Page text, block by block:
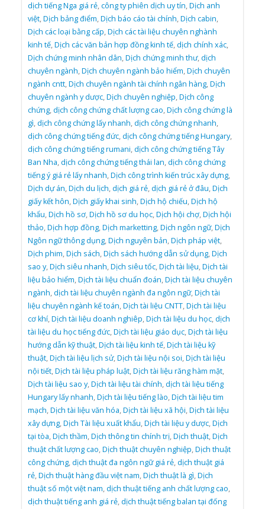
dịch tiếng Nga giá rẻ,công ty phiên dịch uy tín,Dịch anh
việt,Dịch bảng điểm,Dịch báo cáo tài chính,Dịch cabin,
Dịch các loại bằng cấp,Dịch các tài liệu chuyên nghành
kinh tế,Dịch các văn bản hợp đồng kinh tế,dịch chính xác,
Dịch chứng minh nhân dân,Dịch chứng minh thư,dịch
chuyên ngành,Dịch chuyên ngành bảo hiểm,Dịch chuyên
ngành cntt,Dịch chuyên ngành tài chính ngân hàng,Dịch
chuyên ngành y dược,Dịch chuyên nghiệp,Dịch công
chứng,dịch công chứng chất lượng cao,Dịch công chứng là
gì,dịch công chứng lấy nhanh,dịch công chứng nhanh,
dịch công chứng tiếng đức,dịch công chứng tiếng Hungary,
dịch công chứng tiếng rumani,dịch công chứng tiếng Tây
Ban Nha,dịch công chứng tiếng thái lan,dịch công chứng
tiếng ý giá rẻ lấy nhanh,Dịch công trình kiến trúc xây dựng,
Dịch dự án,Dịch du lịch,dịch giá rẻ,dịch giá rẻ ở đâu,Dịch
giấy kết hôn,Dịch giấy khai sinh,Dịch hộ chiếu,Dịch hộ
khẩu,Dịch hồ sơ,Dịch hồ sơ du học,Dịch hội chợ,Dịch hội
thảo,Dịch hợp đồng,Dịch marketting,Dịch ngôn ngữ,Dịch
Ngôn ngữ thông dụng,Dịch nguyên bản,Dịch pháp việt,
Dịch phim,Dịch sách,Dịch sách hướng dẫn sử dụng,Dịch
sao y,Dịch siêu nhanh,Dịch siêu tốc,Dịch tài liệu,Dịch tài
liệu bảo hiểm,Dịch tài liệu chuẩn đoán,Dịch tài liệu chuyên
ngành,dịch tài liệu chuyên ngành đa ngôn ngữ,Dịch tài
liệu chuyên ngành kế toán,Dịch tài liệu CNTT,Dịch tài liệu
cơ khí,Dịch tài liệu doanh nghiêp,Dịch tài liệu du học,dịch
tài liệu du học tiếng đức,Dịch tài liệu giáo dục,Dịch tài liệu
hướng dẫn kỹ thuật,Dịch tài liệu kinh tế,Dịch tài liệu kỹ
thuật,Dịch tài liệu lịch sử,Dịch tài liệu nội soi,Dịch tài liệu
nội tiết,Dịch tài liệu pháp luật,Dịch tài liệu răng hàm mặt,
Dịch tài liệu sao y,Dịch tài liệu tài chính,dịch tài liệu tiếng
Hungary lấy nhanh,Dịch tài liệu tiếng lào,Dịch tài liệu tim
mạch,Dịch tài liệu văn hóa,Dịch tài liệu xã hội,Dịch tài liệu
xây dựng,Dịch Tài liệu xuất khẩu,Dịch tài liệu y dược,Dịch
tại tòa,Dịch thầm,Dịch thông tin chính trị,Dịch thuật,Dịch
thuật chất lượng cao,Dịch thuật chuyên nghiệp,Dịch thuật
công chứng,dịch thuật đa ngôn ngữ giá rẻ,dịch thuật giá
rẻ,Dịch thuật hàng đầu việt nam,Dịch thuật là gì,Dịch
thuật số một việt nam,dịch thuật tiếng anh chất lượng cao,
dịch thuật tiếng anh giá rẻ,dịch thuật tiếng balan tại đống